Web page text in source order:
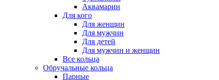
Аквамарин
Для кого
Для женщин
Для мужчин
Для детей
Для мужчин и женщин
Все кольца
Обручальные кольца
Парные